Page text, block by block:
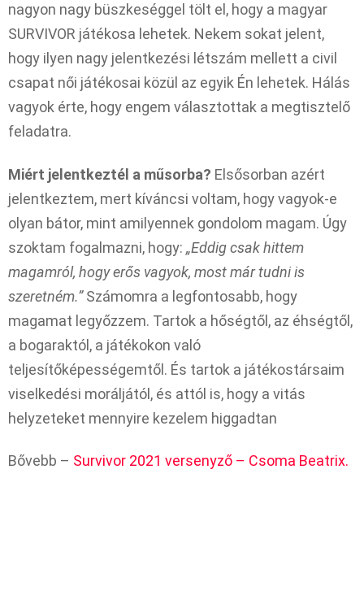
nagyon nagy büszkeséggel tölt el, hogy a magyar
SURVIVOR játékosa lehetek. Nekem sokat jelent,
hogy ilyen nagy jelentkezési létszám mellett a civil
csapat női játékosai közül az egyik Én lehetek. Hálás
vagyok érte, hogy engem választottak a megtisztelő
feladatra.
Miért jelentkeztél a műsorba? Elsősorban azért
jelentkeztem, mert kíváncsi voltam, hogy vagyok-e
olyan bátor, mint amilyennek gondolom magam. Úgy
szoktam fogalmazni, hogy: „Eddig csak hittem
magamról, hogy erős vagyok, most már tudni is
szeretném.”Számomra a legfontosabb, hogy
magamat legyőzzem. Tartok a hőségtől, az éhségtől,
a bogaraktól, a játékokon való
teljesítőképességemtől. És tartok a játékostársaim
viselkedési moráljától, és attól is, hogy a vitás
helyzeteket mennyire kezelem higgadtan
Bővebb – Survivor 2021 versenyző – Csoma Beatrix.